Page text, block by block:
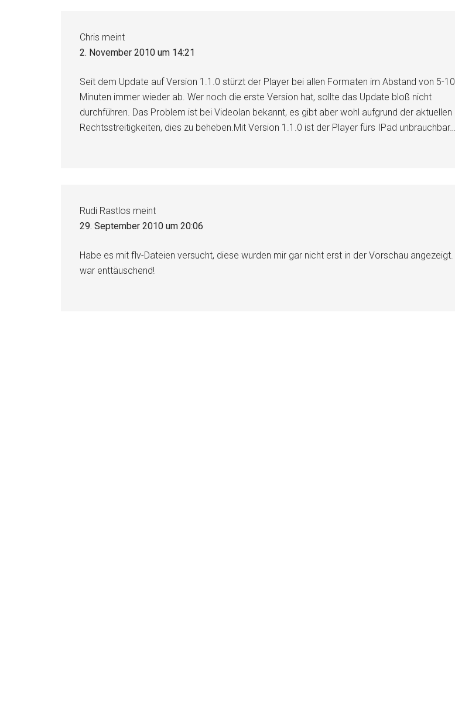
Chris meint
2. November 2010 um 14:21
Seit dem Update auf Version 1.1.0 stürzt der Player bei allen Formaten im Abstand von 5-10
Minuten immer wieder ab. Wer noch die erste Version hat, sollte das Update bloß nicht
durchführen. Das Problem ist bei Videolan bekannt, es gibt aber wohl aufgrund der aktuellen
Rechtsstreitigkeiten, dies zu beheben.Mit Version 1.1.0 ist der Player fürs IPad
Rudi Rastlos meint
29. September 2010 um 20:06
Habe es mit flv-Dateien versucht, diese wurden mir gar nicht erst in der Vorschau angezeigt.
war enttäuschend!